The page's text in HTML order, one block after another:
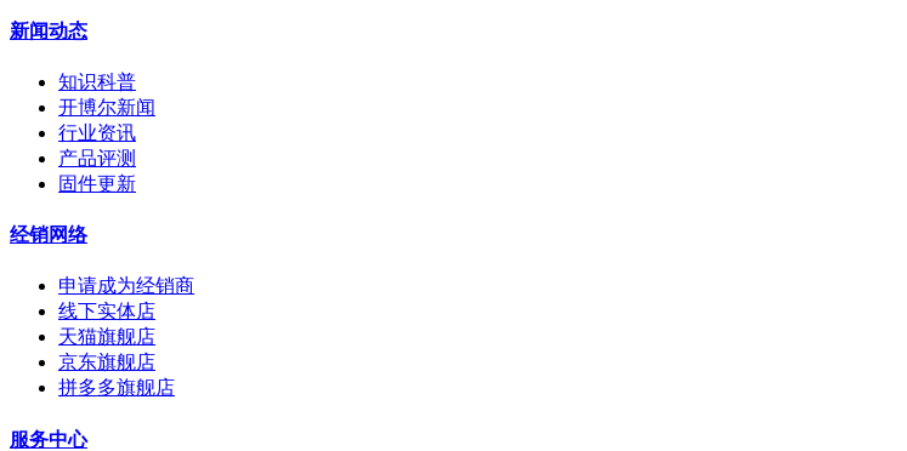
新闻动态
知识科普
开博尔新闻
行业资讯
产品评测
固件更新
经销网络
申请成为经销商
线下实体店
天猫旗舰店
京东旗舰店
拼多多旗舰店
服务中心